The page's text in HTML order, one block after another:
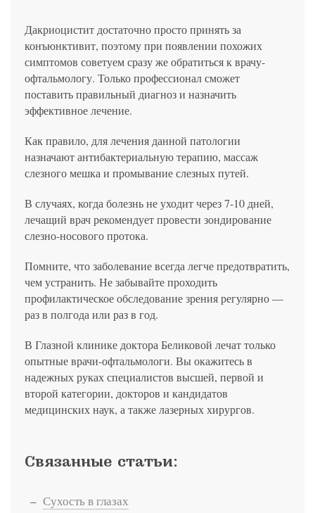
Дакриоцистит достаточно просто принять за
конъюнктивит, поэтому при появлении похожих
симптомов советуем сразу же обратиться к врачу-
офтальмологу. Только профессионал сможет
поставить правильный диагноз и назначить
эффективное лечение.
Как правило, для лечения данной патологии
назначают антибактериальную терапию, массаж
слезного мешка и промывание слезных путей.
В случаях, когда болезнь не уходит через 7-10 дней,
лечащий врач рекомендует провести зондирование
слезно-носового протока.
Помните, что заболевание всегда легче предотвратить,
чем устранить. Не забывайте проходить
профилактическое обследование зрения регулярно —
раз в полгода или раз в год.
В Глазной клинике доктора Беликовой лечат только
опытные врачи-офтальмологи. Вы окажитесь в
надежных руках специалистов высшей, первой и
второй категории, докторов и кандидатов
медицинских наук, а также лазерных хирургов.
Связанные статьи:
Сухость в глазах